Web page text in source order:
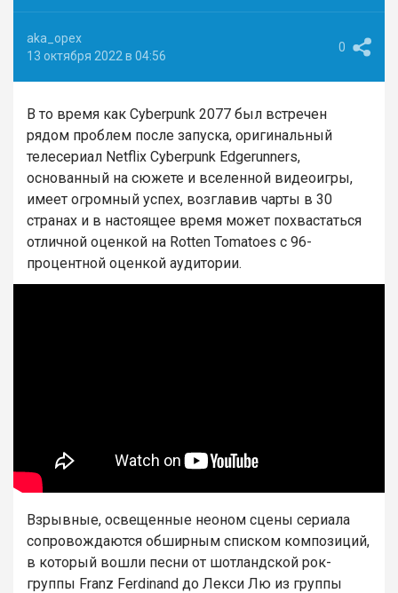
aka_opex
13 октября 2022 в 04:56
0
В то время как Cyberpunk 2077 был встречен
рядом проблем после запуска, оригинальный
телесериал Netflix Cyberpunk Edgerunners,
основанный на сюжете и вселенной видеоигры,
имеет огромный успех, возглавив чарты в 30
странах и в настоящее время может похвастаться
отличной оценкой на Rotten Tomatoes с 96-
процентной оценкой аудитории.
Взрывные, освещенные неоном сцены сериала
сопровождаются обширным списком композиций,
в который вошли песни от шотландской рок-
группы Franz Ferdinand до Лекси Лю из группы